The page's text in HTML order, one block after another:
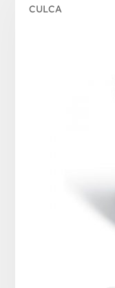
CULCA